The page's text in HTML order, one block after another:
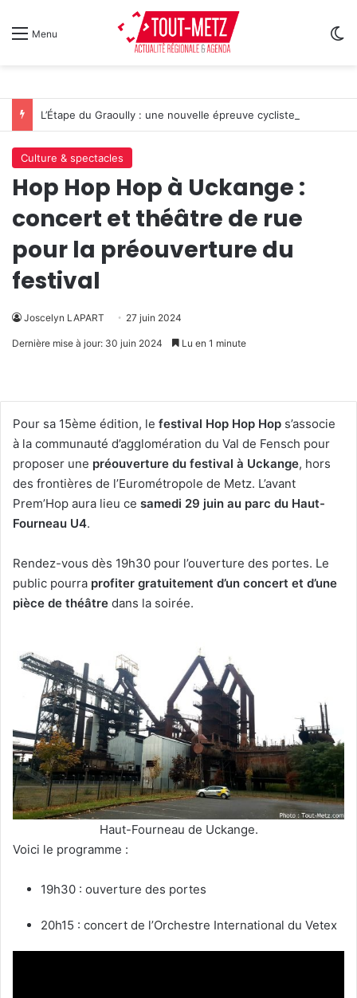
Menu
Culture & spectacles
Hop Hop Hop à Uckange :
concert et théâtre de rue
pour la préouverture du
festival
Joscelyn LAPART 27 juin 2024
Dernière mise à jour: 30 juin 2024 Lu en 1 minute
Pour sa 15ème édition, le festival Hop Hop Hop s’associe
à la communauté d’agglomération du Val de Fensch pour
proposer une préouverture du festival à Uckange, hors
des frontières de l’Eurométropole de Metz. L’avant
Prem’Hop aura lieu ce samedi 29 juin au parc du Haut-
Fourneau U4.
Rendez-vous dès 19h30 pour l’ouverture des portes. Le
public pourra profiter gratuitement d’un concert et d’une
pièce de théâtre dans la soirée.
Haut-Fourneau de Uckange.
Voici le programme :
19h30 : ouverture des portes
20h15 : concert de l’Orchestre International du Vetex